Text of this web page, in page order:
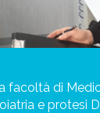
facoltà di
e protesi